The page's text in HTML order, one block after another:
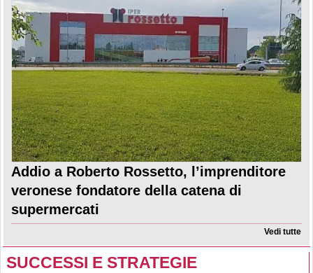
Addio a Roberto Rossetto, l’imprenditore
veronese fondatore della catena di
supermercati
Vedi tutte
SUCCESSI E STRATEGIE